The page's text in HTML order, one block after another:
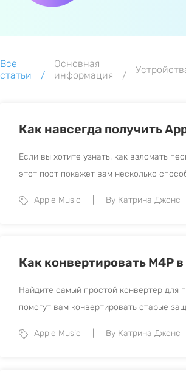
Все
статьи
Основная
информация
Как навсегда получить
Если вы хотите узнать, как взломать
этот пост покажет вам несколько
Apple Music By Катрина Джонс
Как конвертировать M4P
Найдите самый простой конвертер для
помогут вам конвертировать старые
Apple Music By Катрина Джонс